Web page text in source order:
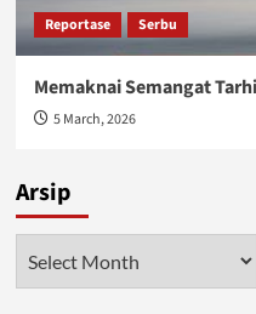
Reportase Serbu
Memaknai Semangat
5 March, 2026
Arsip